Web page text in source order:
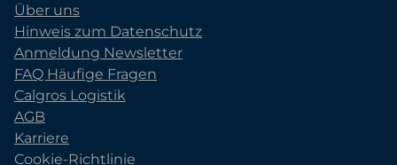
Über uns
Hinweis zum Datenschutz
Anmeldung Newsletter
FAQ Häufige Fragen
Calgros Logistik
AGB
Karriere
Cookie-Richtlinie